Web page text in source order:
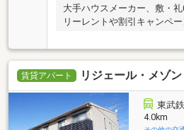
大手ハウスメーカー、敷・
リーレントや割引キャンペ
賃貸アパート リジェール・メゾン
東武
4.0km